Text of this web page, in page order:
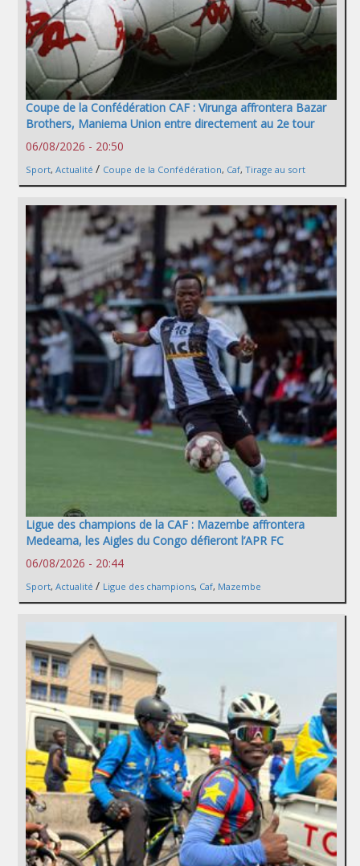
Coupe de la Confédération CAF : Virunga affrontera Bazar
Brothers, Maniema Union entre directement au 2e tour
06/08/2026 - 20:50
Sport, Actualité / Coupe de la Confédération, Caf, Tirage au sort
Ligue des champions de la CAF : Mazembe affrontera
Medeama, les Aigles du Congo défieront l’APR FC
06/08/2026 - 20:44
Sport, Actualité / Ligue des champions, Caf, Mazembe